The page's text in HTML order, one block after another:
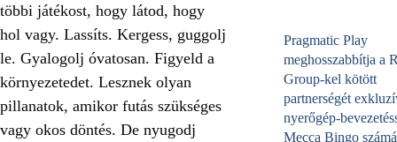
többi játékost, hogy látod, hogy
hol vagy. Lassíts. Kergess, guggolj
le. Gyalogolj óvatosan. Figyeld a
környezetedet. Lesznek olyan
pillanatok, amikor futás szükséges
vagy okos döntés. De nyugodj
Pragmatic Play
meghosszabbítja a
Group-kel kötött
partnerségét
nyerőgép-
Mecca Bingo